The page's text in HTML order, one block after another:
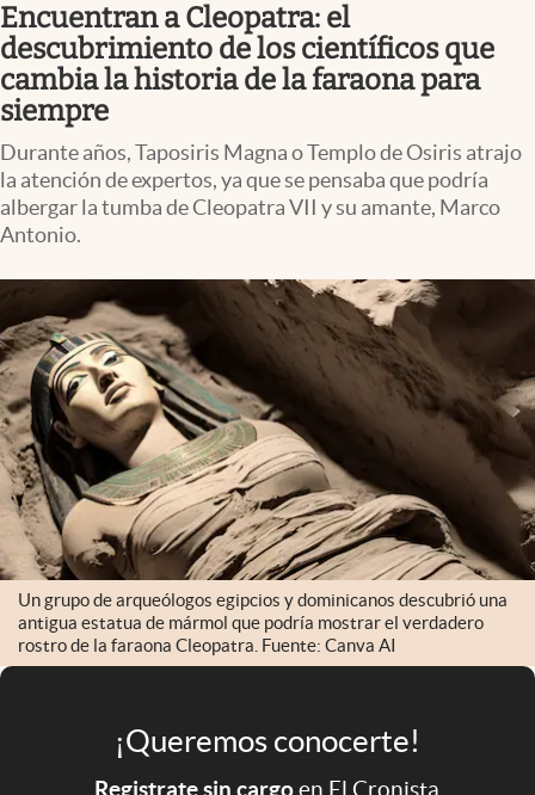
Columnistas
Otras secciones
Apertura
Infotechnology
Clase
Clima
Mundial 2026
Eventos Corporativos
El Cronista Studio
Mediakit
abre en nueva pestaña
Argentina
Encuentran a Cleopatra: el
descubrimiento de los científicos que
cambia la historia de la faraona para
siempre
Durante años, Taposiris Magna o Templo de Osiris atrajo
la atención de expertos, ya que se pensaba que podría
albergar la tumba de Cleopatra VII y su amante, Marco
Antonio.
Un grupo de arqueólogos egipcios y dominicanos descubrió una
antigua estatua de mármol que podría mostrar el verdadero
rostro de la faraona Cleopatra. Fuente: Canva AI
¡Queremos conocerte!
Registrate sin cargoen El Cronista